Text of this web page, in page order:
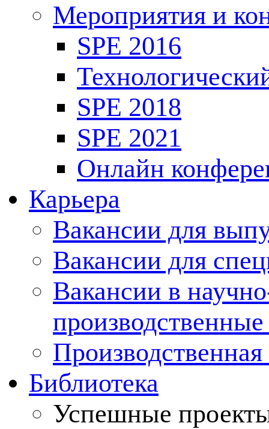
Мероприятия и
SPE 2016
SPE 2018
SPE 2021
Онлайн
Карьера
Вакансии для
Вакансии для
Вакансии в
Производственная
Библиотека
Успешные